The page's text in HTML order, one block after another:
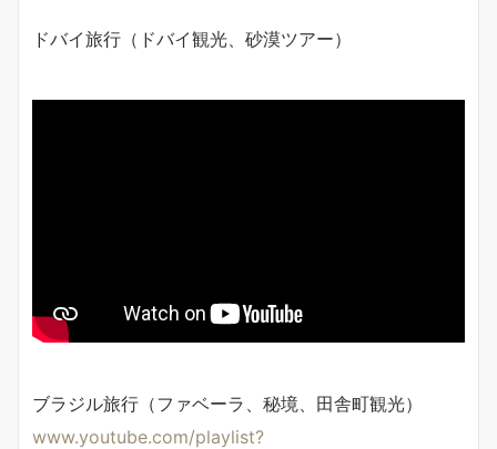
ドバイ旅行（ドバイ観光、砂漠ツアー）
ブラジル旅行（ファベーラ、秘境、田舎町観光）
www.youtube.com/playlist?